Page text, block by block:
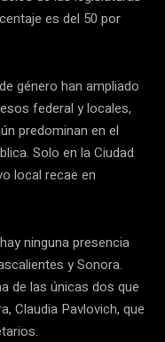
es del 50 por
género han ampliado
federal y locales,
predominan en el
Solo en la Ciudad
local recae en
ninguna presencia
y Sonora.
de las únicas dos que
Claudia Pavlovich, que